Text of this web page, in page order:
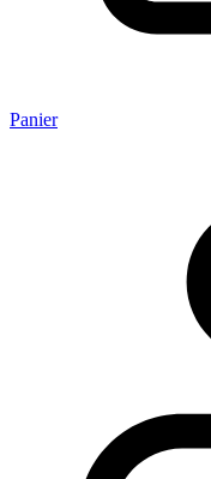
Panier